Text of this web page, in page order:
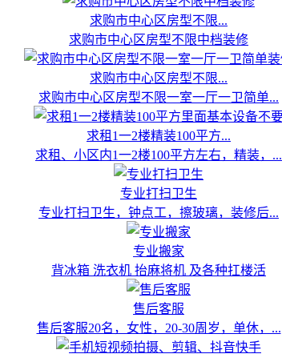
求购市中心区房型不限...
求购市中心区房型不限中档装修
求购市中心区房型不限...
求购市中心区房型不限一室一厅一卫简单...
求租1一2楼精装100平方...
求租、小区内1一2楼100平方左右，精装，...
专业打扫卫生
专业打扫卫生，钟点工，擦玻璃，装修后...
专业搬家
背冰箱 洗衣机 抬麻将机 及各种扛楼活
售后客服
售后客服20名，女性，20-30周岁，单休，...